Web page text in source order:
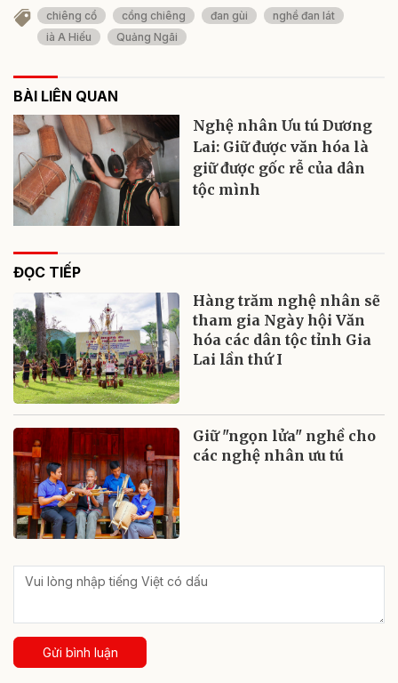
chiêng cổ cồng chiêng đan gùi
nghề đan lát
ià A Hiếu
Quảng Ngãi
BÀI LIÊN QUAN
Nghệ nhân Ưu tú Dương
Lai: Giữ được văn hóa là
giữ được gốc rễ của dân
tộc mình
ĐỌC TIẾP
Hàng trăm nghệ nhân sẽ
tham gia Ngày hội Văn
hóa các dân tộc tỉnh Gia
Lai lần thứ I
Giữ "ngọn lửa" nghề cho
các nghệ nhân ưu tú
Gửi bình luận